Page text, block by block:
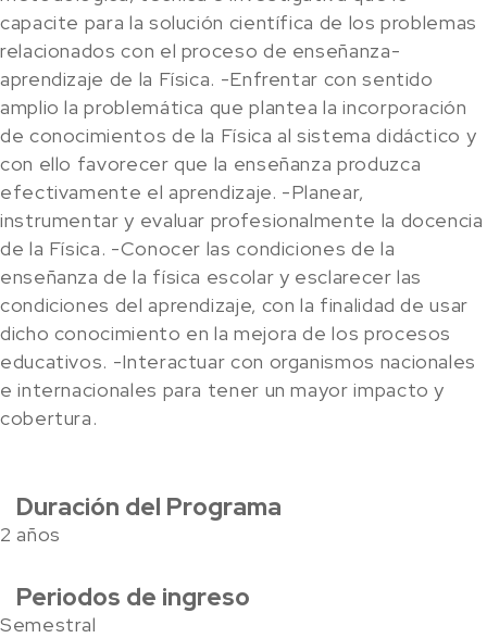
capacite para la solución científica de los problemas
relacionados con el proceso de enseñanza-
aprendizaje de la Física. -Enfrentar con sentido
amplio la problemática que plantea la incorporación
de conocimientos de la Física al sistema didáctico y
con ello favorecer que la enseñanza produzca
efectivamente el aprendizaje. -Planear,
instrumentar y evaluar profesionalmente la docencia
de la Física. -Conocer las condiciones de la
enseñanza de la física escolar y esclarecer las
condiciones del aprendizaje, con la finalidad de usar
dicho conocimiento en la mejora de los procesos
educativos. -Interactuar con organismos nacionales
e internacionales para tener un mayor impacto y
cobertura.
Duración del Programa
2 años
Periodos de ingreso
Semestral